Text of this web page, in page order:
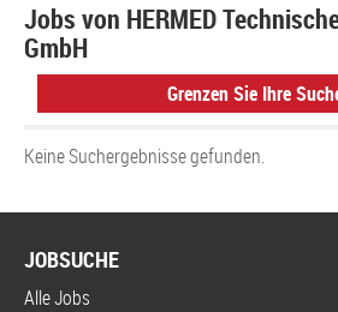
Jobs von HERMED
GmbH
Grenzen Sie Ihre
Keine Suchergebnisse gefunden.
JOBSUCHE
Alle Jobs